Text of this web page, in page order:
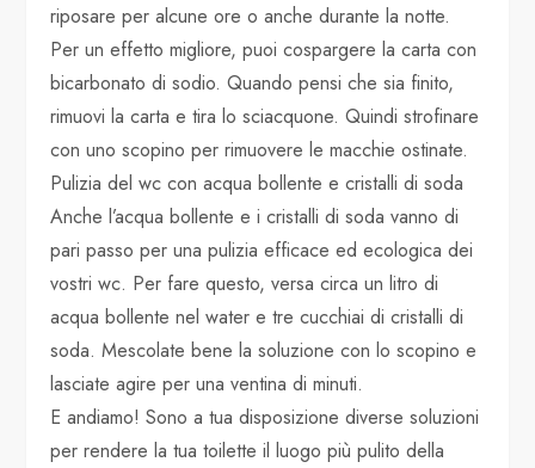
riposare per alcune ore o anche durante la notte.
Per un effetto migliore, puoi cospargere la carta con
bicarbonato di sodio. Quando pensi che sia finito,
rimuovi la carta e tira lo sciacquone. Quindi strofinare
con uno scopino per rimuovere le macchie ostinate.
Pulizia del wc con acqua bollente e cristalli di soda
Anche l’acqua bollente e i cristalli di soda vanno di
pari passo per una pulizia efficace ed ecologica dei
vostri wc. Per fare questo, versa circa un litro di
acqua bollente nel water e tre cucchiai di cristalli di
soda. Mescolate bene la soluzione con lo scopino e
lasciate agire per una ventina di minuti.
E andiamo! Sono a tua disposizione diverse soluzioni
per rendere la tua toilette il luogo più pulito della